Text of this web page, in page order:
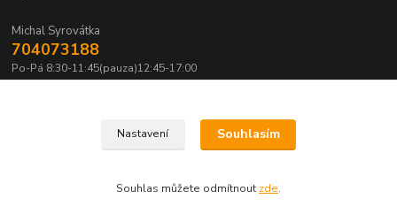
Michal Syrovátka
704073188
Po-Pá 8:30-11:45(pauza)12:45-17:00
Nastavení Souhlasím
Souhlas můžete odmítnout zde.